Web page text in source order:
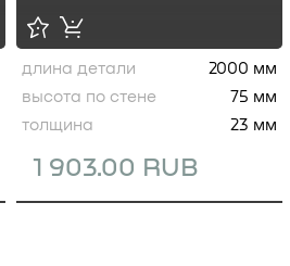
1 903.00 RUB
длина детали
2000 мм
высота по стене
75 мм
толщина
23 мм